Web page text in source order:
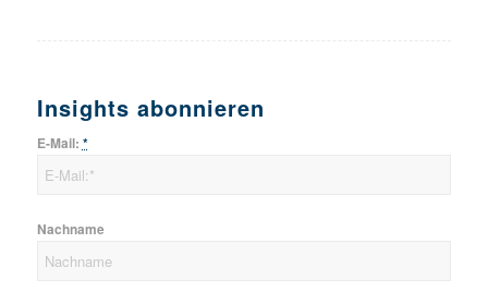
Insights abonnieren
E-Mail: *
Nachname